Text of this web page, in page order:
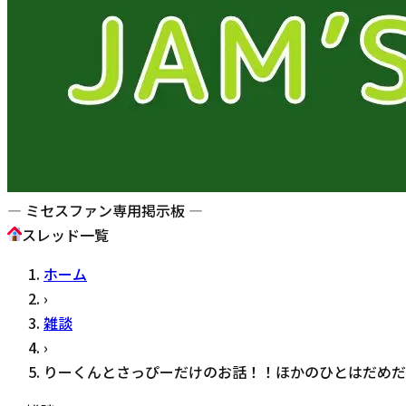
— ミセスファン専用掲示板 —
スレッド一覧
ホーム
›
雑談
›
りーくんとさっぴーだけのお話！！ほかのひとはだめ